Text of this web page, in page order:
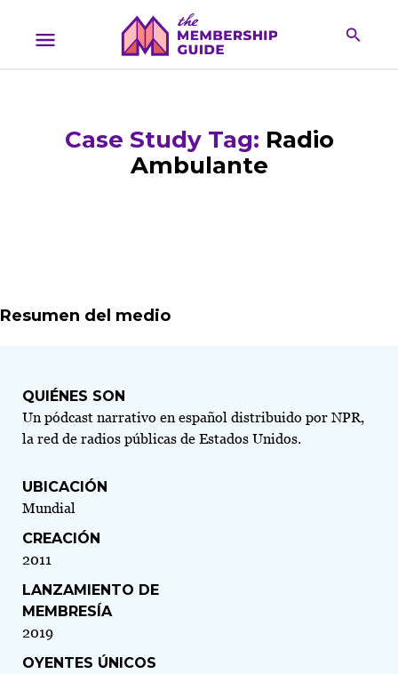
Case Study Tag: Radio
Ambulante
Resumen del medio
QUIÉNES SON
Un pódcast narrativo en español distribuido por NPR,
la red de radios públicas de Estados Unidos.
UBICACIÓN
Mundial
CREACIÓN
2011
LANZAMIENTO DE
MEMBRESÍA
2019
OYENTES ÚNICOS